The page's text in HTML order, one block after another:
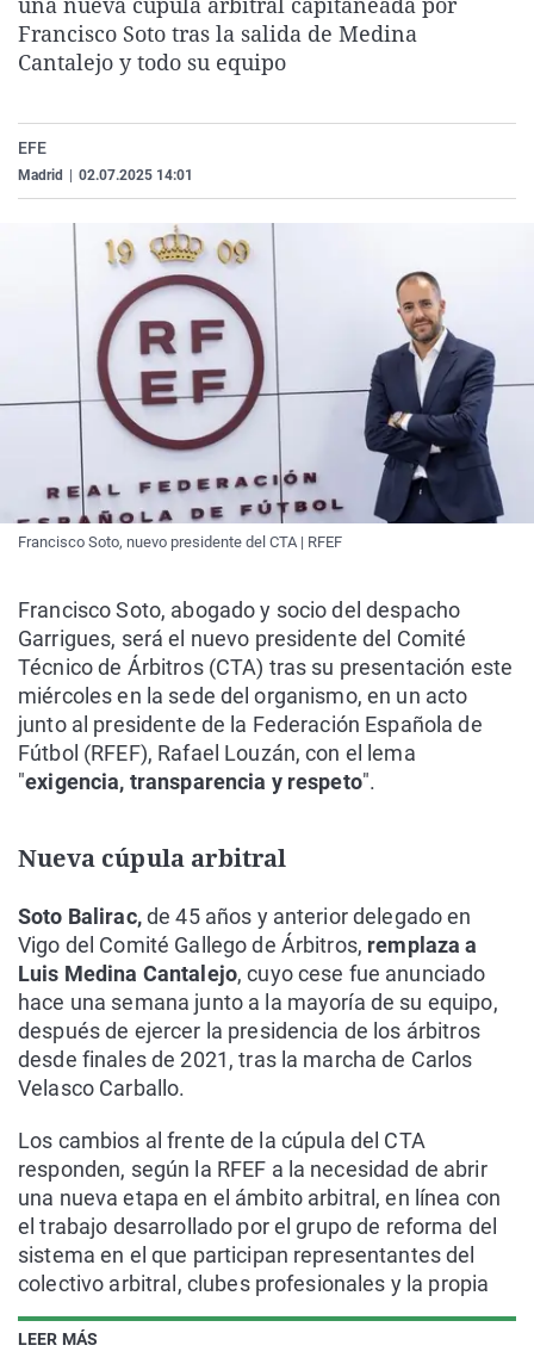
La rosa de los vientos
Caso
Extremadura
Virales
Francisco Soto tras la salida de Medina
Cantalejo y todo su equipo
EFE
Madrid 02.07.2025 14:01
Francisco Soto, nuevo presidente del CTA | RFEF
LEER MÁS
Francisco Soto, abogado y socio del despacho
Garrigues, será el nuevo presidente del Comité
Técnico de Árbitros (CTA) tras su presentación este
miércoles en la sede del organismo, en un acto
junto al presidente de la Federación Española de
Fútbol (RFEF), Rafael Louzán, con el lema
"exigencia, transparencia y respeto".
Nueva cúpula arbitral
Soto Balirac,de 45 años y anterior delegado en
Vigo del Comité Gallego de Árbitros, remplaza a
Luis Medina Cantalejo, cuyo cese fue anunciado
hace una semana junto a la mayoría de su equipo,
después de ejercer la presidencia de los árbitros
desde finales de 2021, tras la marcha de Carlos
Velasco Carballo.
Los cambios al frente de la cúpula del CTA
responden, según la RFEF a la necesidad de abrir
una nueva etapa en el ámbito arbitral, en línea con
el trabajo desarrollado por el grupo de reforma del
sistema en el que participan representantes del
colectivo arbitral, clubes profesionales y la propia